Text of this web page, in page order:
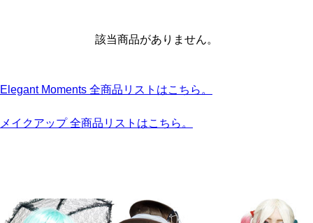
該当商品がありません。
Elegant Moments 全商品リストはこちら。
メイクアップ 全商品リストはこちら。